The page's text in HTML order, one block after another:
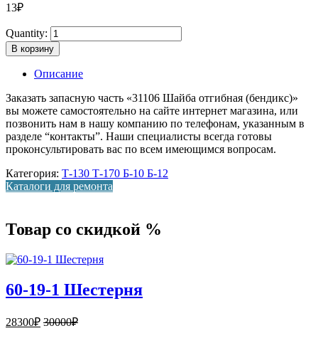
13₽
Quantity:
В корзину
Описание
Заказать запасную часть «31106 Шайба отгибная (бендикс)»
вы можете самостоятельно на сайте интернет магазина, или
позвонить нам в нашу компанию по телефонам, указанным в
разделе “контакты”. Наши специалисты всегда готовы
проконсультировать вас по всем имеющимся вопросам.
Категория: Т-130 Т-170 Б-10 Б-12
Каталоги для ремонта
Товар со скидкой %
60-19-1 Шестерня
28300₽ 30000₽